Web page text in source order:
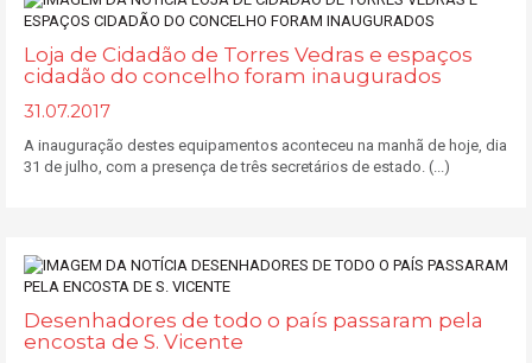
Loja de Cidadão de Torres Vedras e espaços
cidadão do concelho foram inaugurados
31.07.2017
A inauguração destes equipamentos aconteceu na manhã de hoje, dia
31 de julho, com a presença de três secretários de estado. (...)
Desenhadores de todo o país passaram pela
encosta de S. Vicente